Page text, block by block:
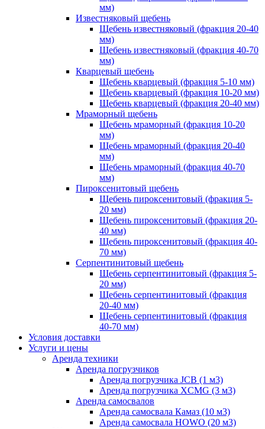
мм)
Известняковый щебень
Щебень известняковый (фракция 20-40
мм)
Щебень известняковый (фракция 40-70
мм)
Кварцевый щебень
Щебень кварцевый (фракция 5-10 мм)
Щебень кварцевый (фракция 10-20 мм)
Щебень кварцевый (фракция 20-40 мм)
Мраморный щебень
Щебень мраморный (фракция 10-20
мм)
Щебень мраморный (фракция 20-40
мм)
Щебень мраморный (фракция 40-70
мм)
Пироксенитовый щебень
Щебень пироксенитовый (фракция 5-
20 мм)
Щебень пироксенитовый (фракция 20-
40 мм)
Щебень пироксенитовый (фракция 40-
70 мм)
Серпентинитовый щебень
Щебень серпентинитовый (фракция 5-
20 мм)
Щебень серпентинитовый (фракция
20-40 мм)
Щебень серпентинитовый (фракция
40-70 мм)
Условия доставки
Услуги и цены
Аренда техники
Аренда погрузчиков
Аренда погрузчика JCB (1 м3)
Аренда погрузчика XCMG (3 м3)
Аренда самосвалов
Аренда самосвала Камаз (10 м3)
Аренда самосвала HOWO (20 м3)